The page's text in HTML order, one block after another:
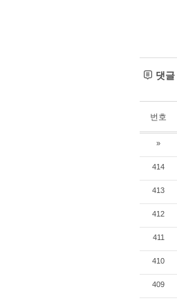
댓글
번호
»
414
413
412
411
410
409